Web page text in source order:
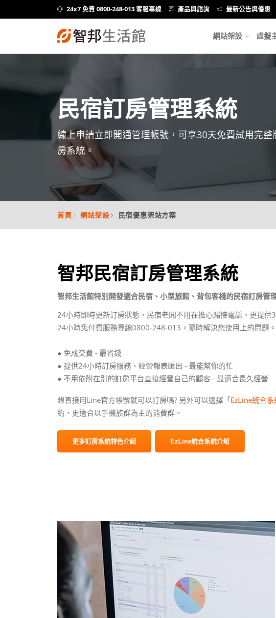
24x7 免費 0800-248-013 客服專線 產品與諮詢 最新公告與優惠
網站架設 虛擬
民宿訂房管理系統
線上申請立即開通管理帳號，可享30天免費試用完整
房系統。
首頁 網站架設 民宿優惠架站方案
智邦民宿訂房管理系統
智邦生活館特別開發適合民宿、小型旅館、背包客棧的民宿訂房管
24小時即時更新訂房狀態，民宿老闆不用在擔心漏接電話，更提供
24小時免付費服務專線0800-248-013，隨時解決您使用上的問題。
● 免成交費 - 最省錢
● 提供24小時訂房服務、經營報表匯出 - 最能幫你的忙
● 不用依附在別的訂房平台直接經營自己的顧客 - 最適合長久經營
想直接用Line官方帳號就可以訂房嗎? 另外可以選擇「EzLine統合系
約，更適合以手機族群為主的消費群。
更多訂房系統特色介紹 EzLine統合系統介紹